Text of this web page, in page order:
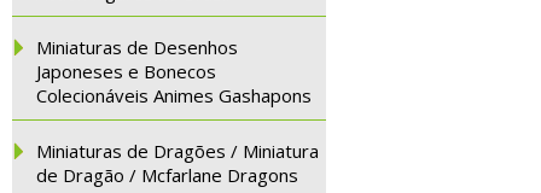
Miniaturas de Desenhos
Japoneses e Bonecos
Colecionáveis Animes Gashapons
Miniaturas de Dragões / Miniatura
de Dragão / Mcfarlane Dragons